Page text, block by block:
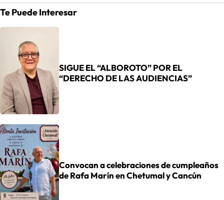
Te Puede Interesar
SIGUE EL “ALBOROTO” POR EL
“DERECHO DE LAS AUDIENCIAS”
Convocan a celebraciones de cumpleaños
de Rafa Marín en Chetumal y Cancún